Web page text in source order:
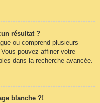
résultat ?
ou comprend plusieurs
pouvez affiner votre
dans la recherche avancée.
blanche ?!